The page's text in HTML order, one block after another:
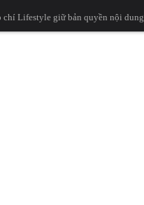
chí Lifestyle giữ bản quyền nội dung.